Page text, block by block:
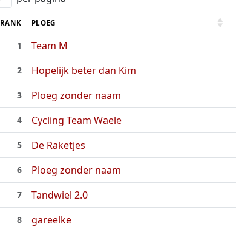
RANK PLOEG
1 Team M
2 Hopelijk beter dan Kim
3 Ploeg zonder naam
4 Cycling Team Waele
5 De Raketjes
6 Ploeg zonder naam
7 Tandwiel 2.0
8 gareelke